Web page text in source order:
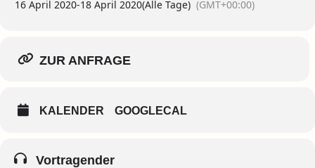
16 April 2020-18 April 2020(Alle Tage) (GMT+00:00)
ZUR ANFRAGE
KALENDER GOOGLECAL
Vortragender